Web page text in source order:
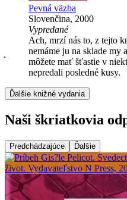
Pevná väzba
Slovenčina, 2000
Vypredané
Ach, mrzí nás to, z tejto
nemáme ju na sklade
môžete mať šťastie v
nepredali posledné kusy.
Ďalšie knižné vydania
Naši škriatkovia
Predchádzajúce Ďalšie